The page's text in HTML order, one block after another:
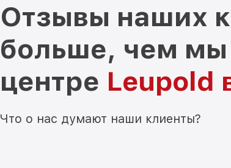
Отзывы наших
больше, чем
центре Leupold
Что о нас думают наши клиенты?